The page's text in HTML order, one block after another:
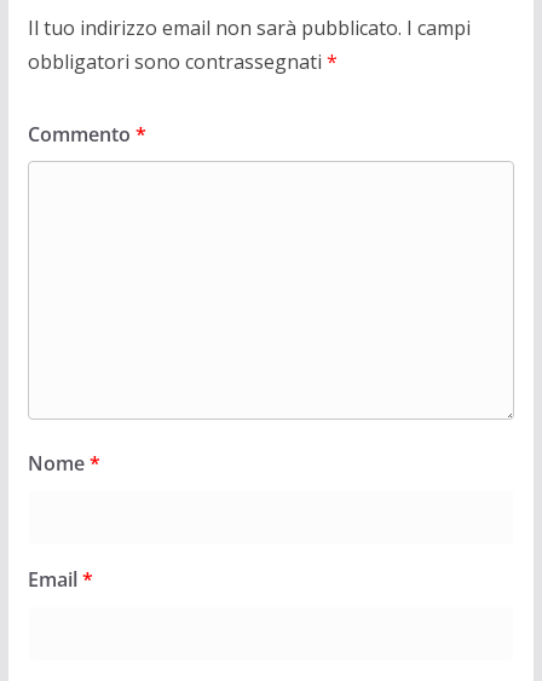
Il tuo indirizzo email non sarà pubblicato. I campi
obbligatori sono contrassegnati *
Commento *
Nome*
Email*